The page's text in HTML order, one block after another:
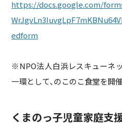
https://docs.google.com/
edform
※NPO法人白浜レスキューネ
一環として、のこのこ食堂を開
くまのっ子児童家庭支